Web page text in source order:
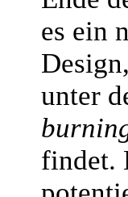
es ein
unter
findet.